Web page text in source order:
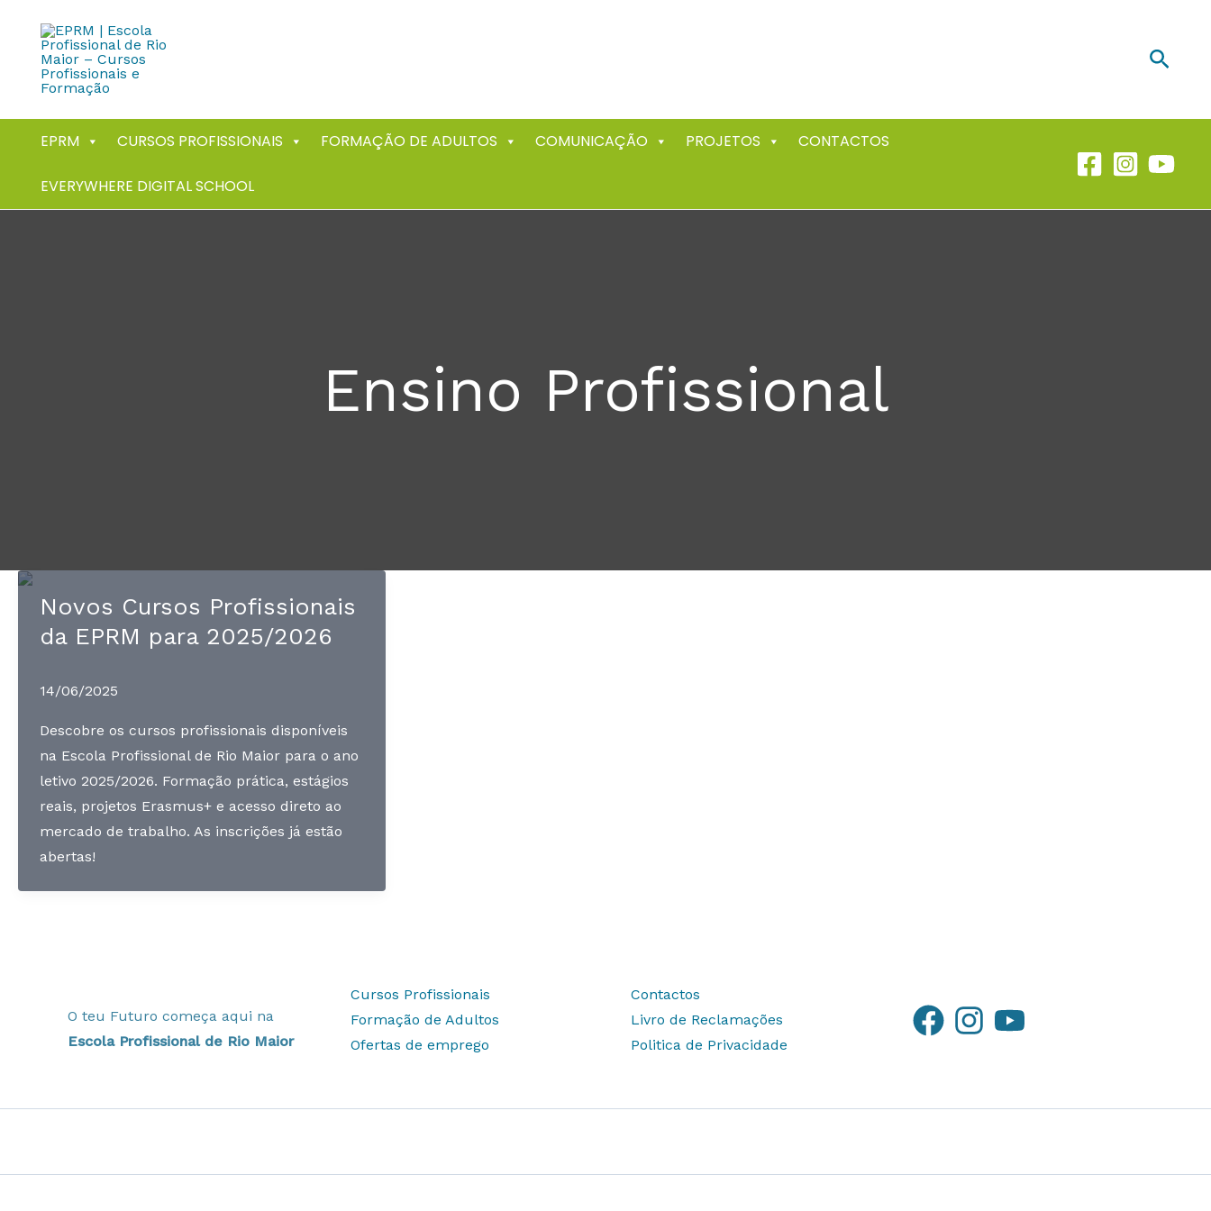
content
EPRM CURSOS PROFISSIONAIS FORMAÇÃO DE ADULTOS COMUNICAÇÃO PROJETOS CONTACTOS
EVERYWHERE DIGITAL SCHOOL
Ensino Profissional
Novos Cursos Profissionais
da EPRM para 2025/2026
14/06/2025
Descobre os cursos profissionais disponíveis
na Escola Profissional de Rio Maior para o ano
letivo 2025/2026. Formação prática, estágios
reais, projetos Erasmus+ e acesso direto ao
mercado de trabalho. As inscrições já estão
abertas!
O teu Futuro começa aqui na
Escola Profissional de Rio Maior
Cursos Profissionais
Formação de Adultos
Ofertas de emprego
Contactos
Livro de Reclamações
Politica de Privacidade